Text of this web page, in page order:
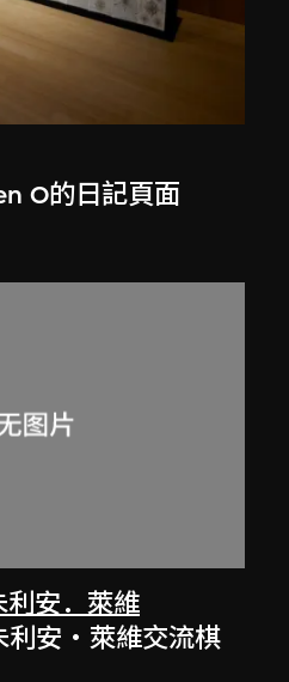
O的日記頁面
利安．萊維
利安‧萊維交流棋